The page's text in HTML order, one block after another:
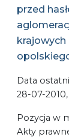
przed
Data
28-07-2010,
Pozycja w
Akty